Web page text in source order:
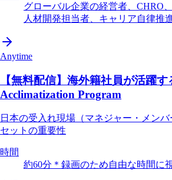
グローバル企業の経営者、CHRO
人材開発担当者、キャリア自律推
Anytime
【無料配信】海外籍社員が活躍
Acclimatization Program
日本の受入れ現場（マネジャー・メン
セットの重要性
時間
約60分＊録画のため自由な時間に